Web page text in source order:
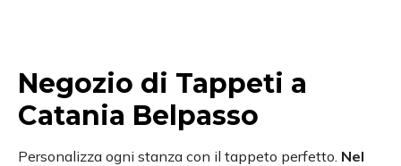
Negozio di Tappeti a
Catania Belpasso
Personalizza ogni stanza con il tappeto perfetto. Nel